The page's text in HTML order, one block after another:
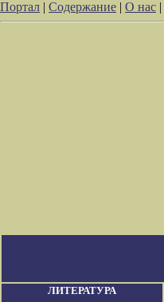
Портал | Содержание | О нас |
ЛИТЕРАТУРА